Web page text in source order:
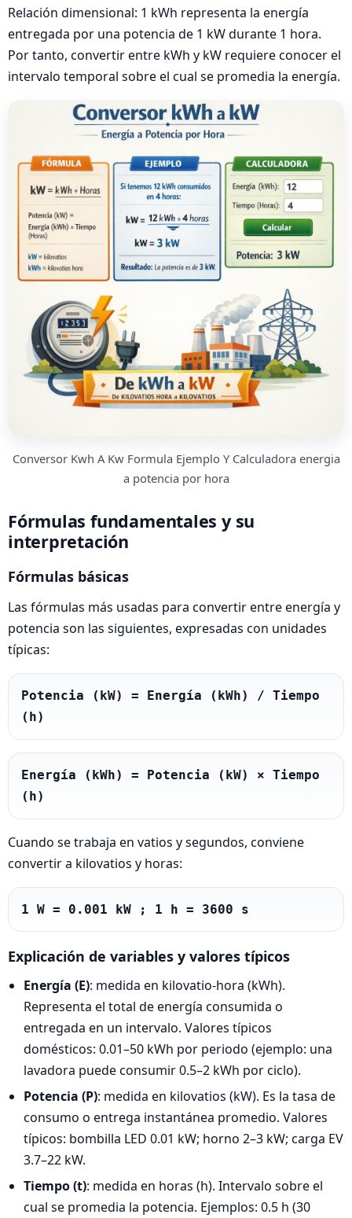
Relación dimensional: 1 kWh representa la energía
entregada por una potencia de 1 kW durante 1 hora.
Por tanto, convertir entre kWh y kW requiere conocer el
intervalo temporal sobre el cual se promedia la energía.
Conversor Kwh A Kw Formula Ejemplo Y Calculadora energia
a potencia por hora
Fórmulas fundamentales y su
interpretación
Fórmulas básicas
Las fórmulas más usadas para convertir entre energía y
potencia son las siguientes, expresadas con unidades
típicas:
Potencia (kW) = Energía (kWh) / Tiempo
(h)
Energía (kWh) = Potencia (kW) × Tiempo
(h)
Cuando se trabaja en vatios y segundos, conviene
convertir a kilovatios y horas:
1 W = 0.001 kW ; 1 h = 3600 s
Explicación de variables y valores típicos
Energía (E): medida en kilovatio-hora (kWh).
Representa el total de energía consumida o
entregada en un intervalo. Valores típicos
domésticos: 0.01–50 kWh por periodo (ejemplo: una
lavadora puede consumir 0.5–2 kWh por ciclo).
Potencia (P): medida en kilovatios (kW). Es la tasa de
consumo o entrega instantánea promedio. Valores
típicos: bombilla LED 0.01 kW; horno 2–3 kW; carga EV
3.7–22 kW.
Tiempo (t): medida en horas (h). Intervalo sobre el
cual se promedia la potencia. Ejemplos: 0.5 h (30